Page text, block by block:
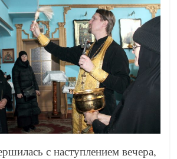
с наступлением вечера,